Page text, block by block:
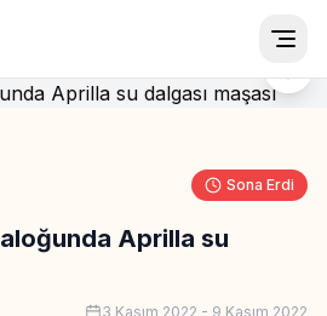
Sona Erdi
Aprilla su
3 Kasım 2022 - 9 Kasım 2022